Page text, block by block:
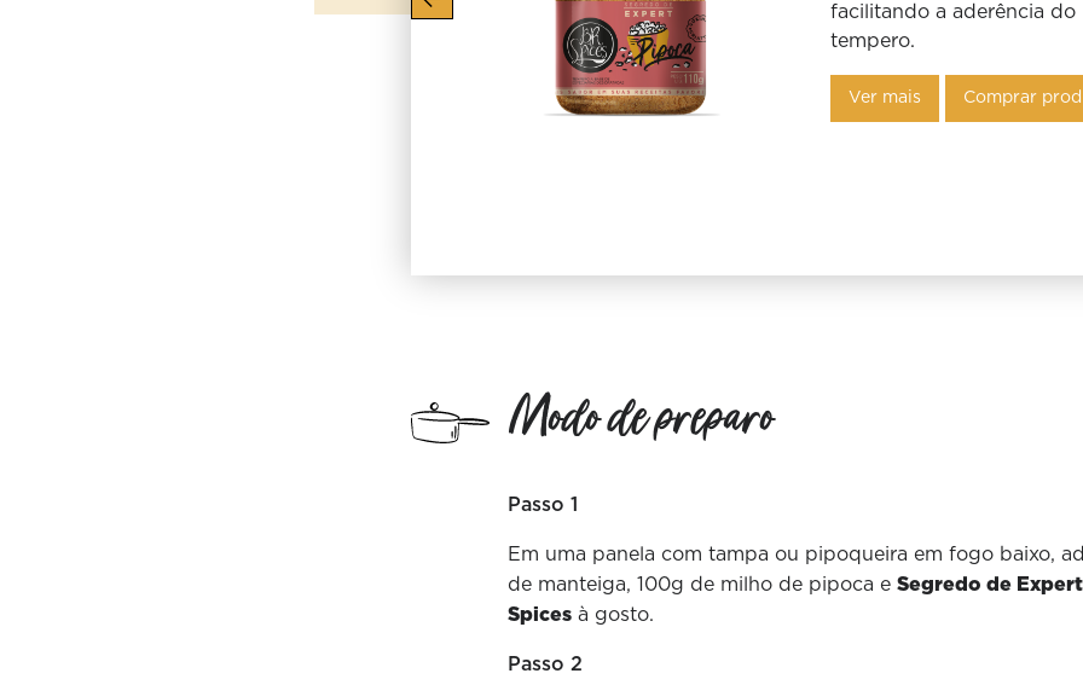
facilitando a aderência do
tempero.
Ver mais Comprar
Modo de preparo
Passo 1
Em uma panela com tampa ou pipoqueira em fogo baixo,
de manteiga, 100g de milho de pipoca e Segredo de
Spicesà gosto.
Passo 2